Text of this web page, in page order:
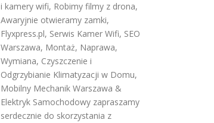
i kamery wifi, Robimy filmy z drona,
Awaryjnie otwieramy zamki,
Flyxpress.pl, Serwis Kamer Wifi, SEO
Warszawa, Montaż, Naprawa,
Wymiana, Czyszczenie i
Odgrzybianie Klimatyzacji w Domu,
Mobilny Mechanik Warszawa &
Elektryk Samochodowy zapraszamy
serdecznie do skorzystania z